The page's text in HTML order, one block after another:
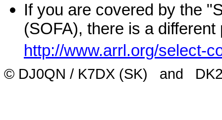
If you are covered by the
(SOFA), there is a
http://www.arrl.org/select-
© DJ0QN / K7DX (SK) and